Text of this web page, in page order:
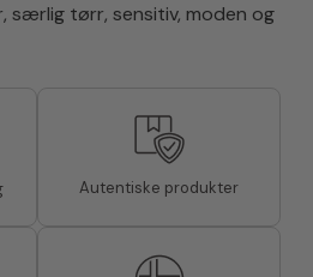
særlig tørr, sensitiv, moden og
Autentiske produkter